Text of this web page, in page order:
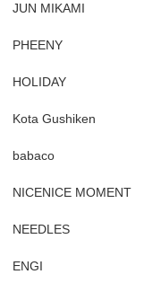
JUN MIKAMI
PHEENY
HOLIDAY
Kota Gushiken
babaco
NICENICE MOMENT
NEEDLES
ENGI